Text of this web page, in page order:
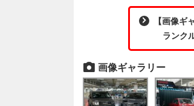
【画像
ランク
画像ギャラリー